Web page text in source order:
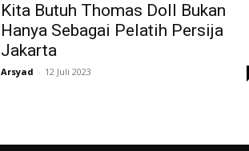
Kita Butuh Thomas Doll Bukan
Hanya Sebagai Pelatih Persija
Jakarta
Arsyad - 12 Juli 2023